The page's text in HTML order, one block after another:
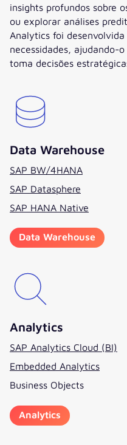
insights profundos sobre
ou explorar análises
Analytics foi
necessidades, ajudando-
toma decisões
Data Warehouse
SAP BW/4HANA
SAP Datasphere
SAP HANA Native
Data Warehouse
Analytics
SAP Analytics Cloud (BI)
Embedded Analytics
Business Objects
Analytics